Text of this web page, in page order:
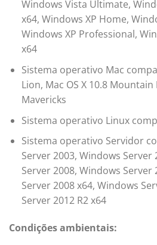
Windows Vista Ultimate,
x64, Windows XP Home,
Windows XP Professional,
x64
Sistema operativo Mac
Lion, Mac OS X 10.8 Mountain
Mavericks
Sistema operativo Linux
Sistema operativo Servidor
Server 2003, Windows Server
Server 2008, Windows Server
Server 2008 x64, Windows
Server 2012 R2 x64
Condições ambientais: